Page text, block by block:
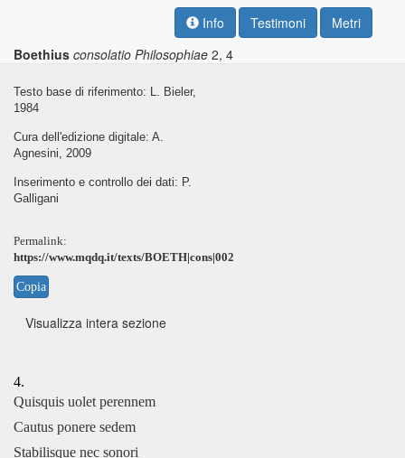
Info Testimoni
Metri
Boethius consolatio Philosophiae 2, 4
Testo base di riferimento: L. Bieler,
1984
Cura dell'edizione digitale: A.
Agnesini, 2009
Inserimento e controllo dei dati: P.
Galligani
Permalink:
https://www.mqdq.it/texts/BOETH|cons|002
Copia
Visualizza intera sezione
4.
Quisquis uolet perennem
Cautus ponere sedem
Stabilisque nec sonori